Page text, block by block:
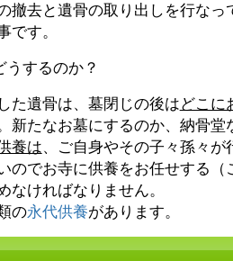
撤去と遺骨の取り出しを行なっ
です。
するのか？
た遺骨は、墓閉じの後はどこに
新たなお墓にするのか、納骨堂
養は、ご自身やその子々孫々が
のでお寺に供養をお任せする（
なければなりません。
の永代供養があります。